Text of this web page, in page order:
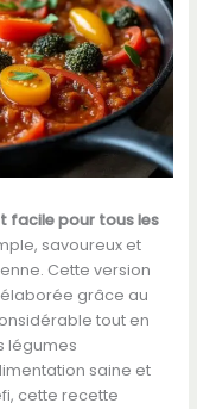
facile pour tous les
savoureux et
Cette version
grâce au
tout en
légumes
saine et
cette recette